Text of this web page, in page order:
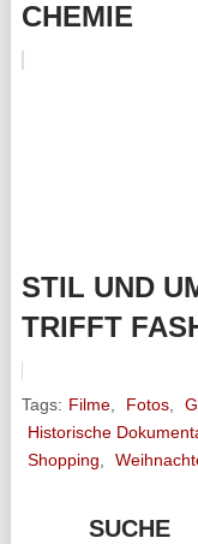
CHEMIE
STIL UND
TRIFFT
Tags: Filme, Fotos,
Historische
Shopping,
SUCHE